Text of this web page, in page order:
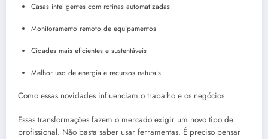
Casas inteligentes com rotinas automatizadas
Monitoramento remoto de equipamentos
Cidades mais eficientes e sustentáveis
Melhor uso de energia e recursos naturais
Como essas novidades influenciam o trabalho e os negócios
Essas transformações fazem o mercado exigir um novo tipo de
profissional. Não basta saber usar ferramentas. É preciso pensar